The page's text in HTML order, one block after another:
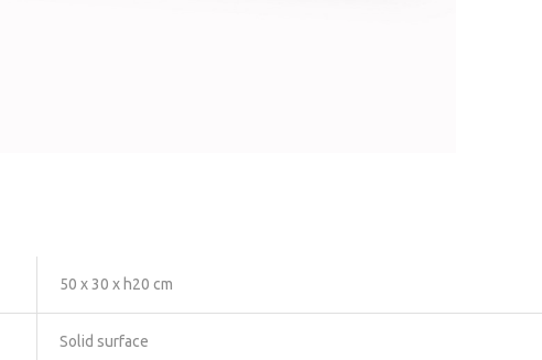
50 x 30 x h20 cm
Solid surface